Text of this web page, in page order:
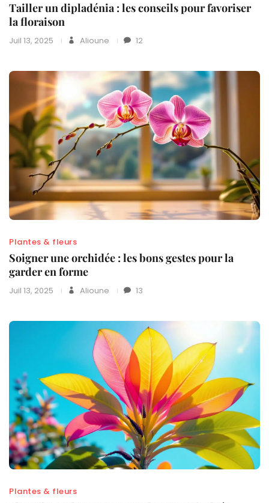
Tailler un dipladénia : les conseils pour favoriser
la floraison
Juil 13, 2025 Alioune 12
Plantes & fleurs
Soigner une orchidée : les bons gestes pour la
garder en forme
Juil 13, 2025 Alioune 13
Plantes & fleurs